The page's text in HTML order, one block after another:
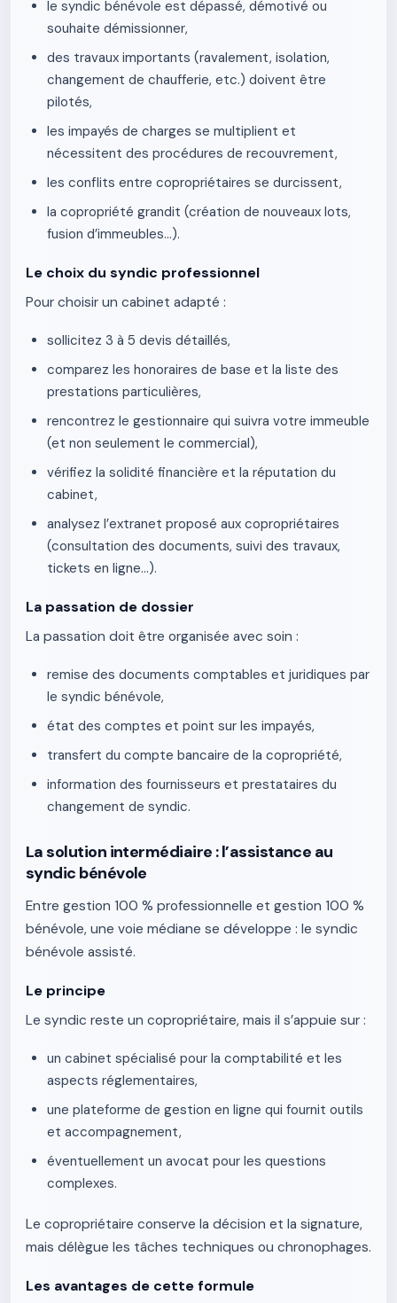
le syndic bénévole est dépassé, démotivé ou
souhaite démissionner,
des travaux importants (ravalement, isolation,
changement de chaufferie, etc.) doivent être
pilotés,
les impayés de charges se multiplient et
nécessitent des procédures de recouvrement,
les conflits entre copropriétaires se durcissent,
la copropriété grandit (création de nouveaux lots,
fusion d’immeubles…).
Le choix du syndic professionnel
Pour choisir un cabinet adapté :
sollicitez 3 à 5 devis détaillés,
comparez les honoraires de base et la liste des
prestations particulières,
rencontrez le gestionnaire qui suivra votre immeuble
(et non seulement le commercial),
vérifiez la solidité financière et la réputation du
cabinet,
analysez l’extranet proposé aux copropriétaires
(consultation des documents, suivi des travaux,
tickets en ligne…).
La passation de dossier
La passation doit être organisée avec soin :
remise des documents comptables et juridiques par
le syndic bénévole,
état des comptes et point sur les impayés,
transfert du compte bancaire de la copropriété,
information des fournisseurs et prestataires du
changement de syndic.
La solution intermédiaire : l’assistance au
syndic bénévole
Entre gestion 100 % professionnelle et gestion 100 %
bénévole, une voie médiane se développe : le syndic
bénévole assisté.
Le principe
Le syndic reste un copropriétaire, mais il s’appuie sur :
un cabinet spécialisé pour la comptabilité et les
aspects réglementaires,
une plateforme de gestion en ligne qui fournit outils
et accompagnement,
éventuellement un avocat pour les questions
complexes.
Le copropriétaire conserve la décision et la signature,
mais délègue les tâches techniques ou chronophages.
Les avantages de cette formule